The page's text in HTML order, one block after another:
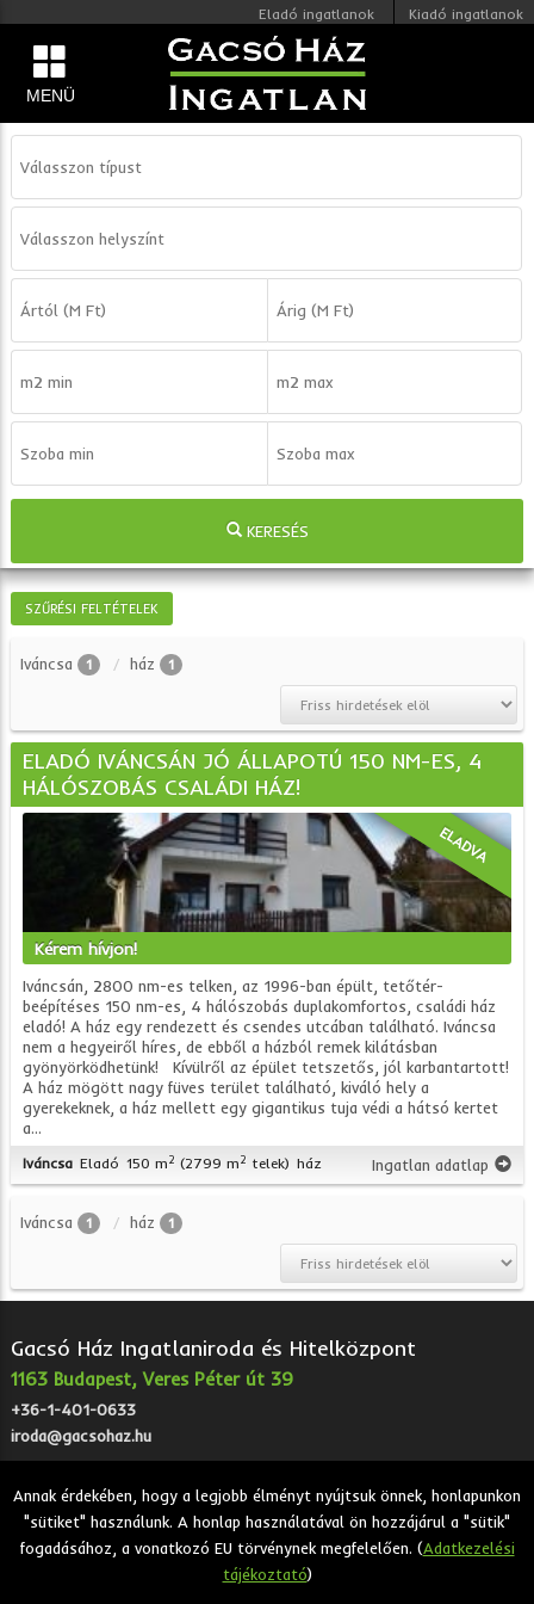
MENÜ
Eladó ingatlanok Kiadó ingatlanok
Annak érdekében, hogy a legjobb élményt nyújtsuk önnek, honlapunkon
"sütiket" használunk. A honlap használatával ön hozzájárul a "sütik"
fogadásához, a vonatkozó EU törvénynek megfelelően. (Adatkezelési
tájékoztató)
KERESÉS
SZŰRÉSI FELTÉTELEK
Iváncsa 1 ház 1
ELADÓ IVÁNCSÁN JÓ ÁLLAPOTÚ 150 NM-ES, 4
HÁLÓSZOBÁS CSALÁDI HÁZ!
ELADVA
Kérem hívjon!
Iváncsán, 2800 nm-es telken, az 1996-ban épült, tetőtér-
beépítéses 150 nm-es, 4 hálószobás duplakomfortos, családi ház
eladó! A ház egy rendezett és csendes utcában található. Iváncsa
nem a hegyeiről híres, de ebből a házból remek kilátásban
gyönyörködhetünk! Kívülről az épület tetszetős, jól karbantartott!
A ház mögött nagy füves terület található, kiváló hely a
gyerekeknek, a ház mellett egy gigantikus tuja védi a hátsó kertet
a...
Iváncsa Eladó 150 m2 (2799 m2 telek) ház Ingatlan adatlap
Iváncsa 1 ház 1
Gacsó Ház Ingatlaniroda és Hitelközpont
1163 Budapest, Veres Péter út 39
+36-1-401-0633
iroda@gacsohaz.hu
2026 © Gacsó Ház Ingatlaniroda és Hitelközpont - Eladó,
kiadó, bérbeadó ingatlanok.